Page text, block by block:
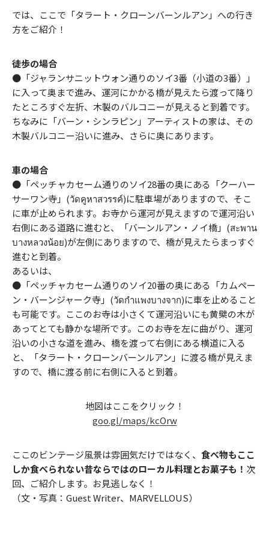
では、ここで「タラート・クローンバーンルアン」への行き
方をご紹介！
徒歩の場合
●「ジャランサニットウォン通りのソイ3番（小道の3番）」
に入って奥まで進み、運河にかかる橋が見えたら渡って降り
たところすぐ左折、木製のバルコニーが見えると到着です。
ちなみに「バーン・シンラピン」アーティストの家は、その
木製バルコニー沿いに進み、さらに奥にあります。
車の場合
●「ペッチャカセーム通りのソイ28番の奥にある「クーハー
サーワン寺」(วัดคูหาสวรรค์)に駐車場がありますので、そこ
に車が止められます。お寺から運河が見えますので運河沿い
右側にある道路に進むと、「バーンルアン・ノイ橋」(สะพาน
บางหลวงน้อย)が左側にありますので、橋が見えたらまっすぐ
進むと到着。
あるいは、
●「ペッチャカセーム通りのソイ20番の奥にある「カムペー
ン・バーンジャーク寺」(วัดกำแพงบางจาก)に車を止めること
も可能です。ここのお寺は小さくて運河沿いにも黄檗の木が
あってとても静かな場所です。このお寺を左に曲がり、運河
沿いの小さな道を進み、橋を渡って右側にある横道に入る
と、「タラート・クローンバーンルアン」に渡る橋が見えま
すので、橋に渡る前に右側に入ると到着。
地図はここをクリック！
goo.gl/maps/kcOrw
ここのビンテージ風景は雰囲気だけではなく、 食べ物もここ
しか食べられない昔ならではのローカル料理とお菓子も！ 次
回、ご紹介します。お見逃しなく！
（文・写真：Guest Writer、MARVELLOUS）